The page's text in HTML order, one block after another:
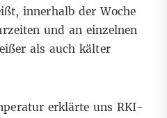
innerhalb der Woche
und an einzelnen
als auch kälter
erklärte uns RKI-